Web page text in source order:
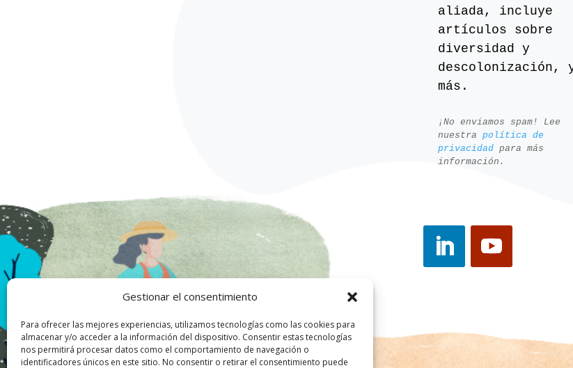
Gestionar el consentimiento
Para ofrecer las mejores experiencias, utilizamos tecnologías como las cookies para
almacenar y/o acceder a la información del dispositivo. Consentir estas tecnologías
nos permitirá procesar datos como el comportamiento de navegación o
identificadores únicos en este sitio. No consentir o retirar el consentimiento puede
aliada, incluye
artículos sobre
diversidad y
descolonización,
más.
¡No enviamos spam! Lee
nuestra política de
privacidadpara más
información.